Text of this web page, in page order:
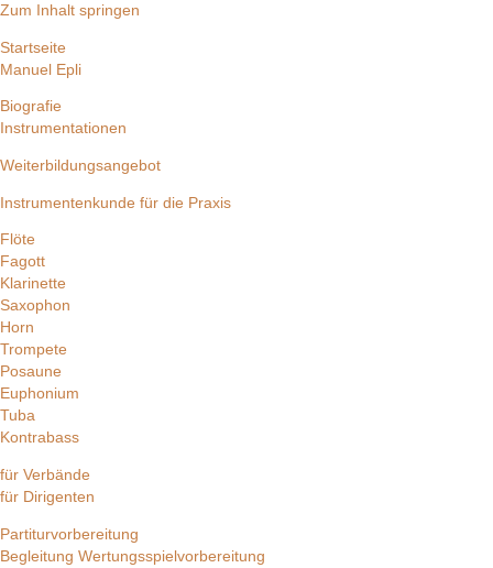
Zum Inhalt springen
Startseite
Manuel Epli
Biografie
Instrumentationen
Weiterbildungsangebot
Instrumentenkunde für die Praxis
Flöte
Fagott
Klarinette
Saxophon
Horn
Trompete
Posaune
Euphonium
Tuba
Kontrabass
für Verbände
für Dirigenten
Partiturvorbereitung
Begleitung Wertungsspielvorbereitung